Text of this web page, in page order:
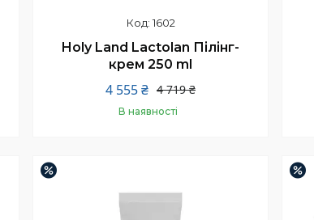
1602
Holy Land Lactolan Пілінг-
крем 250 ml
4 719 ₴
4 555 ₴
В наявності